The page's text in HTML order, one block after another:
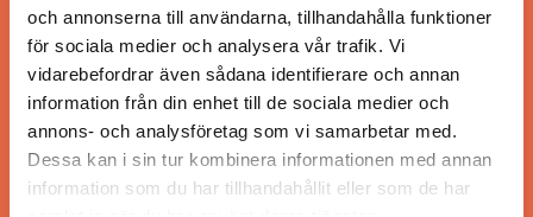
och annonserna till användarna, tillhandahålla funktioner
för sociala medier och analysera vår trafik. Vi
vidarebefordrar även sådana identifierare och annan
information från din enhet till de sociala medier och
annons- och analysföretag som vi samarbetar med.
Dessa kan i sin tur kombinera informationen med annan
information som du har tillhandahållit eller som de har
ANSVARIG UTGIVARE
Jonas Siljhammar
UPPHOVSRÄTT